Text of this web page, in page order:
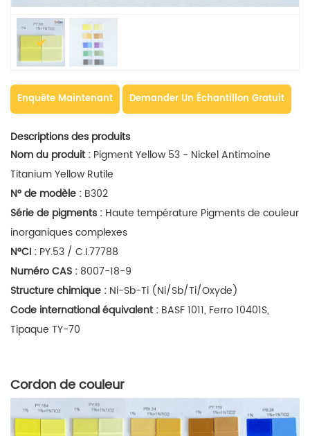
Enquête Maintenant Demander Un Échantillon Gratuit
Descriptions des produits
Nom du produit : Pigment Yellow 53 - Nickel Antimoine
Titanium Yellow Rutile
N° de modèle : B302
Série de pigments : Haute température Pigments de couleur
inorganiques complexes
N°CI : PY.53 / C.I.77788
Numéro CAS : 8007-18-9
Structure chimique : Ni-Sb-Ti (Ni/Sb/Ti/Oxyde)
Code international équivalent : BASF 1011, Ferro 10401S,
Tipaque TY-70
Cordon de couleur